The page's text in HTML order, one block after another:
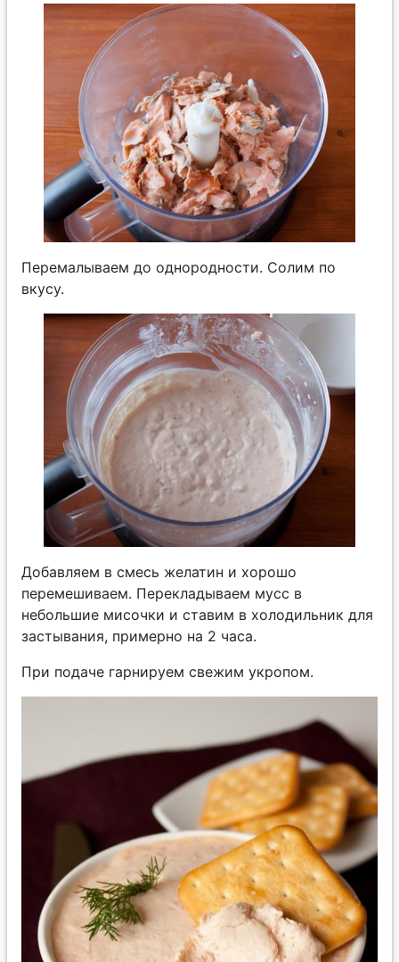
Перемалываем до однородности. Солим по
вкусу.
Добавляем в смесь желатин и хорошо
перемешиваем. Перекладываем мусс в
небольшие мисочки и ставим в холодильник для
застывания, примерно на 2 часа.
При подаче гарнируем свежим укропом.